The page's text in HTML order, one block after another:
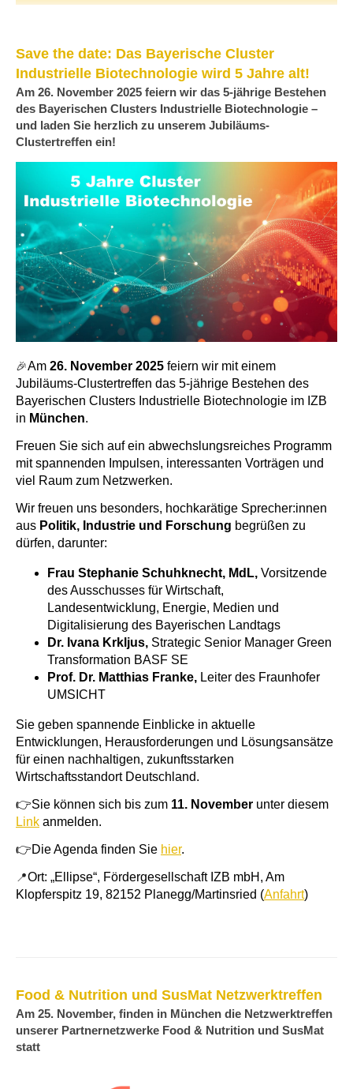
Save the date: Das Bayerische Cluster
Industrielle Biotechnologie wird 5 Jahre alt!
Am 26. November 2025 feiern wir das 5-jährige Bestehen
des Bayerischen Clusters Industrielle Biotechnologie –
und laden Sie herzlich zu unserem Jubiläums-
Clustertreffen ein!
🎉Am 26. November 2025 feiern wir mit einem
Jubiläums-Clustertreffen das 5‑jährige Bestehen des
Bayerischen Clusters Industrielle Biotechnologie im IZB
in München.
Freuen Sie sich auf ein abwechslungsreiches Programm
mit spannenden Impulsen, interessanten Vorträgen und
viel Raum zum Netzwerken.
Wir freuen uns besonders, hochkarätige Sprecher:innen
aus Politik, Industrie und Forschung begrüßen zu
dürfen, darunter:
Frau Stephanie Schuhknecht, MdL, Vorsitzende
des Ausschusses für Wirtschaft,
Landesentwicklung, Energie, Medien und
Digitalisierung des Bayerischen Landtags
Dr. Ivana Krkljus, Strategic Senior Manager Green
Transformation BASF SE
Prof. Dr. Matthias Franke, Leiter des Fraunhofer
UMSICHT
Sie geben spannende Einblicke in aktuelle
Entwicklungen, Herausforderungen und Lösungsansätze
für einen nachhaltigen, zukunftsstarken
Wirtschaftsstandort Deutschland.
👉Sie können sich bis zum 11. November unter diesem
Link anmelden.
👉Die Agenda finden Sie hier.
📍Ort: „Ellipse“, Fördergesellschaft IZB mbH, Am
Klopferspitz 19, 82152 Planegg/Martinsried (Anfahrt)
Food & Nutrition und SusMat Netzwerktreffen
Am 25. November, finden in München die Netzwerktreffen
unserer Partnernetzwerke Food & Nutrition und SusMat
statt